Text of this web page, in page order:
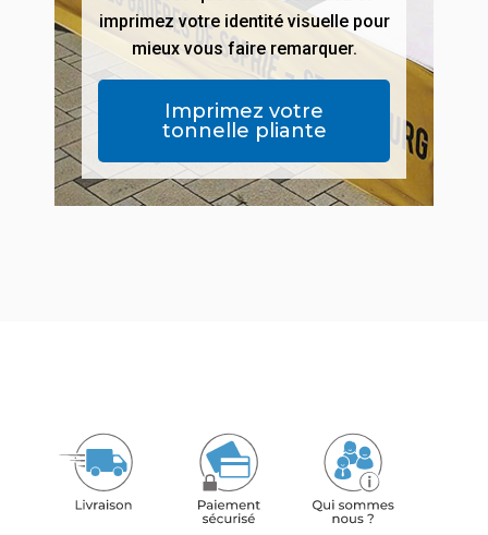
imprimez votre identité visuelle pour
mieux vous faire remarquer.
Imprimez votre
tonnelle pliante